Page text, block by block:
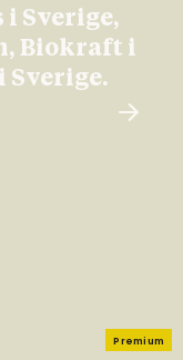
Sverige,
Biokraft i
Sverige.
Premium